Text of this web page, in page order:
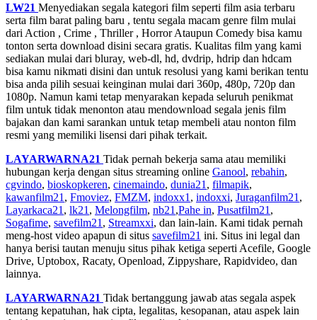
LW21 Menyediakan segala kategori film seperti film asia terbaru
serta film barat paling baru , tentu segala macam genre film mulai
dari Action , Crime , Thriller , Horror Ataupun Comedy bisa kamu
tonton serta download disini secara gratis. Kualitas film yang kami
sediakan mulai dari bluray, web-dl, hd, dvdrip, hdrip dan hdcam
bisa kamu nikmati disini dan untuk resolusi yang kami berikan tentu
bisa anda pilih sesuai keinginan mulai dari 360p, 480p, 720p dan
1080p. Namun kami tetap menyarakan kepada seluruh penikmat
film untuk tidak menonton atau mendownload segala jenis film
bajakan dan kami sarankan untuk tetap membeli atau nonton film
resmi yang memiliki lisensi dari pihak terkait.
LAYARWARNA21 Tidak pernah bekerja sama atau memiliki
hubungan kerja dengan situs streaming online Ganool, rebahin,
cgvindo, bioskopkeren, cinemaindo, dunia21 , filmapik,
kawanfilm21 , Fmoviez, FMZM, indoxx1 , indoxxi, Juraganfilm21 ,
Layarkaca21 , lk21 , Melongfilm, nb21 ,Pahe in, Pusatfilm21 ,
Sogafime, savefilm21 , Streamxxi, dan lain-lain. Kami tidak pernah
meng-host video apapun di situs savefilm21 ini. Situs ini legal dan
hanya berisi tautan menuju situs pihak ketiga seperti Acefile, Google
Drive, Uptobox, Racaty, Openload, Zippyshare, Rapidvideo, dan
lainnya.
LAYARWARNA21 Tidak bertanggung jawab atas segala aspek
tentang kepatuhan, hak cipta, legalitas, kesopanan, atau aspek lain